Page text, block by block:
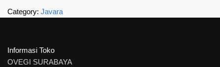
Category: Javara
Informasi Toko
OVEGI SURABAYA